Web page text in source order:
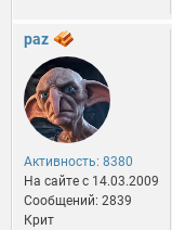
paz
Активность: 8380
На сайте c 14.03.2009
Сообщений: 2839
Крит